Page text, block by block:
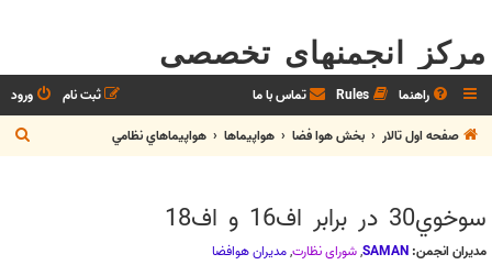
مرکز انجمنهای تخصصی
راهنما Rules تماس با ما ورود
ثبت نام
صفحه اول تالار
بخش هوا فضا هواپيماها هواپيماهاي نظامي
ج
س
سوخوي30 در برابر اف16 و اف18
مدیران انجمن: SAMAN
,شوراي نظارت,مديران هوافضا